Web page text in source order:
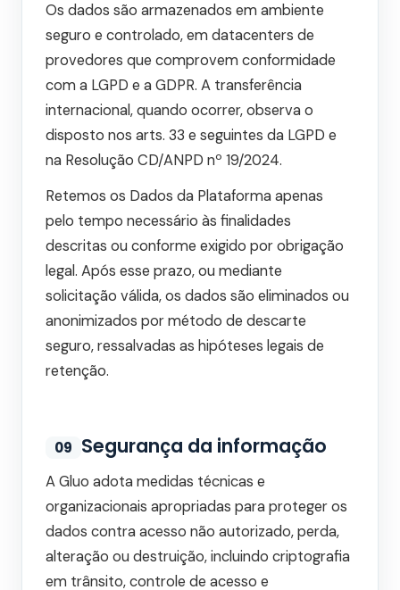
Os dados são armazenados em ambiente
seguro e controlado, em datacenters de
provedores que comprovem conformidade
com a LGPD e a GDPR. A transferência
internacional, quando ocorrer, observa o
disposto nos arts. 33 e seguintes da LGPD e
na Resolução CD/ANPD nº 19/2024.
Retemos os Dados da Plataforma apenas
pelo tempo necessário às finalidades
descritas ou conforme exigido por obrigação
legal. Após esse prazo, ou mediante
solicitação válida, os dados são eliminados ou
anonimizados por método de descarte
seguro, ressalvadas as hipóteses legais de
retenção.
09 Segurança da informação
A Gluo adota medidas técnicas e
organizacionais apropriadas para proteger os
dados contra acesso não autorizado, perda,
alteração ou destruição, incluindo criptografia
em trânsito, controle de acesso e